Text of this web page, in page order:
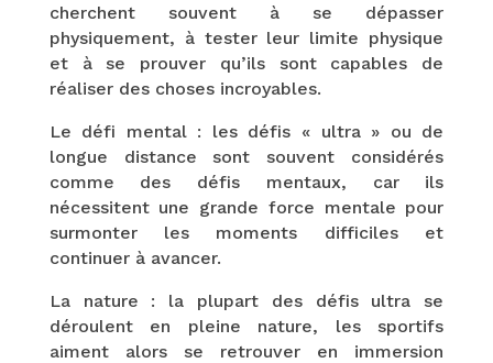
cherchent souvent à se dépasser
physiquement, à tester leur limite physique
et à se prouver qu’ils sont capables de
réaliser des choses incroyables.
Le défi mental : les défis « ultra » ou de
longue distance sont souvent considérés
comme des défis mentaux, car ils
nécessitent une grande force mentale pour
surmonter les moments difficiles et
continuer à avancer.
La nature : la plupart des défis ultra se
déroulent en pleine nature, les sportifs
aiment alors se retrouver en immersion